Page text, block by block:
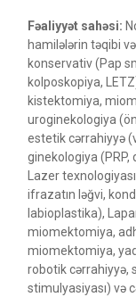
Fəaliyyət sahəsi:
hamilələrin təqibi
konservativ (Pap
kolposkopiya,
kistektomiya,
uroginekologiya
estetik cərrahiyyə
ginekologiya (PRP,
Lazer
ifrazatın ləğvi,
labioplastika),
miomektomiya,
miomektomiya, yad
robotik cərrahiyyə,
stimulyasiyası) və